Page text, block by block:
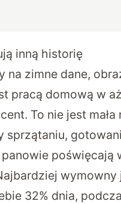
inną historię
na zimne dane,
pracą domową w
To nie jest
sprzątaniu,
poświęcają
32% dnia,